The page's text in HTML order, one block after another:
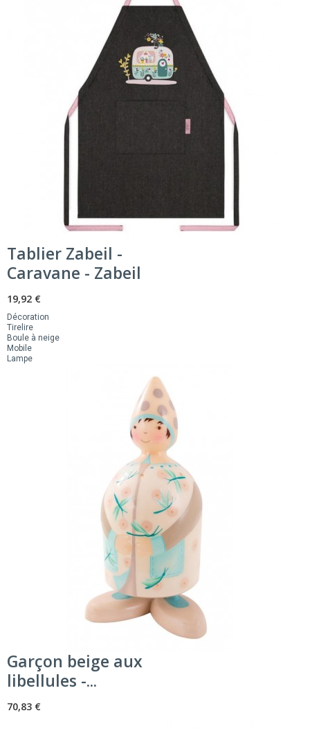
Tablier Zabeil -
Caravane - Zabeil
19,92 €
Décoration
Tirelire
Boule à neige
Mobile
Lampe
Garçon beige aux
libellules -...
70,83 €